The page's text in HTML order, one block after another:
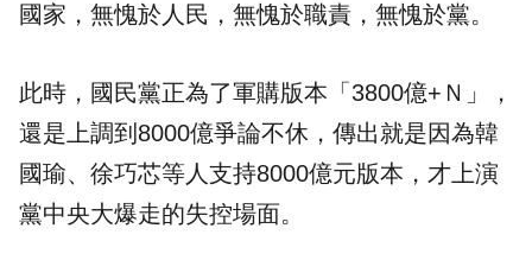
國家，無愧於人民，無愧於職責，無愧於黨。
此時，國民黨正為了軍購版本「3800億+Ｎ」，
還是上調到8000億爭論不休，傳出就是因為韓
國瑜、徐巧芯等人支持8000億元版本，才上演
黨中央大爆走的失控場面。